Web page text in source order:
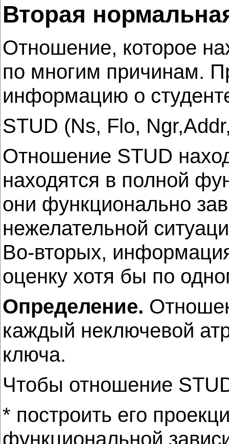
Вторая
Отношение, которое
по многим причинам.
информацию о
STUD (Ns, Flo,
Отношение STUD
находятся в полной
они функционально
нежелательной
Во-вторых, информация
оценку хотя бы по
Определение.
каждый неключевой
ключа.
Чтобы отношение
* построить его
функциональной